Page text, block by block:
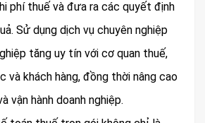
phí thuế và đưa ra các quyết định
Sử dụng dịch vụ chuyên nghiệp
tăng uy tín với cơ quan thuế,
và khách hàng, đồng thời nâng cao
vận hành doanh nghiệp.